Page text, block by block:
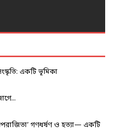
একটি ভূমিকা
গণধর্ষণ ও হত্যা— একটি